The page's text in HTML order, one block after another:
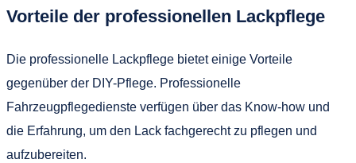
Vorteile der professionellen Lackpflege
Die professionelle Lackpflege bietet einige Vorteile
gegenüber der DIY-Pflege. Professionelle
Fahrzeugpflegedienste verfügen über das Know-how und
die Erfahrung, um den Lack fachgerecht zu pflegen und
aufzubereiten.